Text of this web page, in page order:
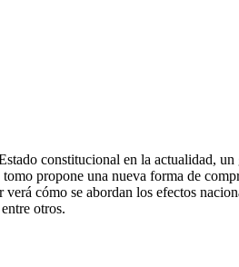
constitucional en la actualidad,
propone una nueva forma de
cómo se abordan los efectos
otros.